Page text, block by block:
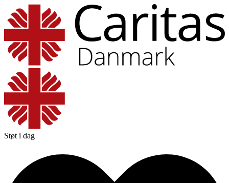
Støt i dag